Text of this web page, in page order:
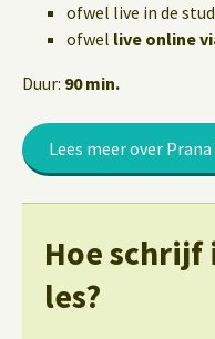
ofwel live in de
ofwel live online
Duur: 90 min.
Lees meer over Prana
Hoe schrijf
les?